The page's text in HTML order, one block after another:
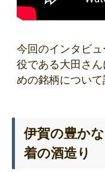
今回のインタビ
役である大田さ
めの銘柄について
伊賀の豊か
着の酒造り